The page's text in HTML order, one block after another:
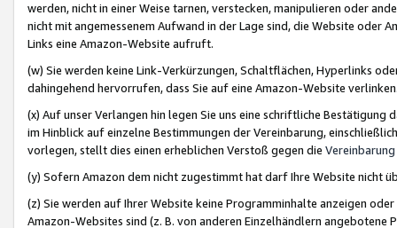
werden, nicht in einer Weise tarnen, verstecken, manipulieren oder
nicht mit angemessenem Aufwand in der Lage sind, die Website oder
Links eine Amazon-Website aufruft.
(w) Sie werden keine Link-Verkürzungen, Schaltflächen, Hyperlinks
dahingehend hervorrufen, dass Sie auf eine Amazon-Website
(x) Auf unser Verlangen hin legen Sie uns eine schriftliche
im Hinblick auf einzelne Bestimmungen der Vereinbarung,
vorlegen, stellt dies einen erheblichen Verstoß gegen die Vereinbarung
(y) Sofern Amazon dem nicht zugestimmt hat darf Ihre Website nicht
(z) Sie werden auf Ihrer Website keine Programminhalte anzeigen
Amazon-Websites sind (z. B. von anderen Einzelhändlern